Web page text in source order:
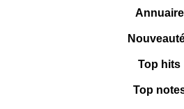
Annuaire
Top hits
Top